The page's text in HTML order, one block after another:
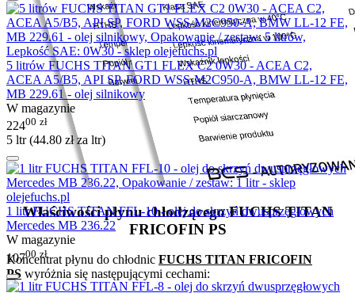
Właściwości płynu chłodzącego FUCHS TITAN
FRICOFIN PS
Koncentrat płynu do chłodnic FUCHS TITAN FRICOFIN
PS wyróżnia się następującymi cechami:
5 litrów FUCHS TITAN GT1 FLEX C2 0W30 - ACEA C2,
ACEA A5/B5, API SP, FORD WSS-M2C950-A, BMW LL-12 FE,
MB 229.61 - olej silnikowy
W magazynie
22400 zł
5 ltr (44.80 złza ltr)
1 litr FUCHS TITAN FFL-10 - olej do skrzyń dwusprzęgłowych
Mercedes MB 236.22
W magazynie
10700 zł